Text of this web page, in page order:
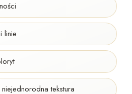
linie
tekstura